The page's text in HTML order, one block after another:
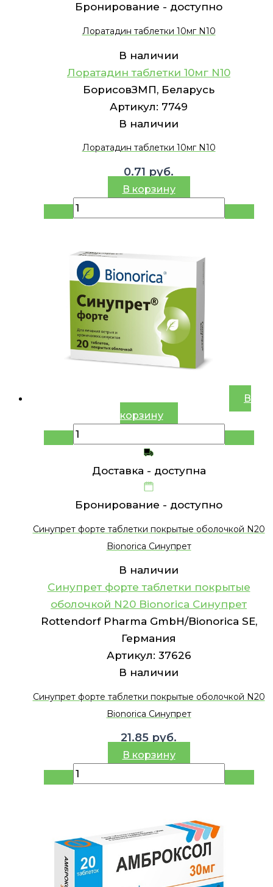
Бронирование - доступно
Лоратадин таблетки 10мг N10
В наличии
Лоратадин таблетки 10мг N10
БорисовЗМП, Беларусь
Артикул: 7749
В наличии
Лоратадин таблетки 10мг N10
0.71 руб.
В корзину
В
корзину
Доставка - доступна
Бронирование - доступно
Синупрет форте таблетки покрытые оболочкой N20
Bionorica Синупрет
В наличии
Синупрет форте таблетки покрытые
оболочкой N20 Bionorica Синупрет
Rottendorf Pharma GmbH/Bionorica SE,
Германия
Артикул: 37626
В наличии
Синупрет форте таблетки покрытые оболочкой N20
Bionorica Синупрет
21.85 руб.
В корзину